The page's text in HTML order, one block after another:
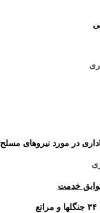
در مورد نیروهای مسلح
خدمت